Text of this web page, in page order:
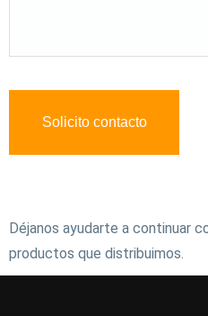
Déjanos ayudarte a continuar
productos que distribuimos.